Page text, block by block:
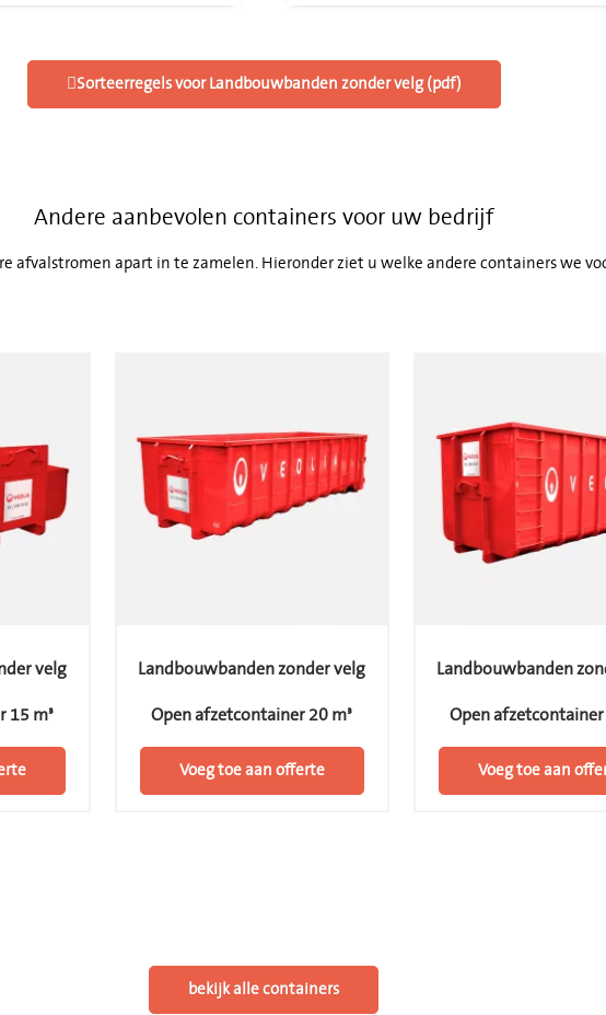
Sorteerregels voor Landbouwbanden zonder velg (pdf)
Andere aanbevolen containers voor uw bedrijf
afvalstromen apart in te zamelen. Hieronder ziet u welke andere containers we
velg
15 m³
Landbouwbanden zonder velg
Open afzetcontainer 20 m³
Voeg toe aan offerte
Landbouwbanden
Open afzetcontainer
Voeg toe aan
bekijk alle containers